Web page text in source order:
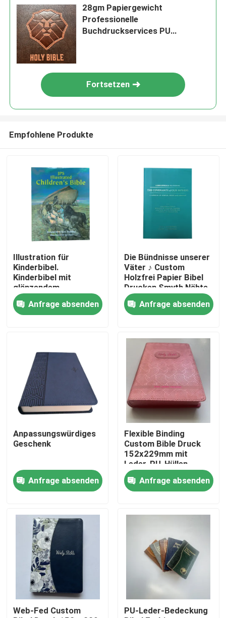
Produkte
Videos
Treten Sie mit uns in Verbindung
Nachrichten
Fordern Sie ein Zitat
Kaffeetafelbuchdruckerei
Tarotkarten drucken
28gm Papiergewicht
Professionelle
Buchdruckservices PU
Fortsetzen
Empfohlene Produkte
Illustration für
Kinderbibel.
Kinderbibel mit
glänzendem
Papiercover
Anfrage absenden
Die Bündnisse unserer
Väter ♪ Custom
Holzfrei Papier Bibel
Drucken Smyth Nähte
Softcover Web Fed
Technologie
Anfrage absenden
Anpassungswürdiges
Geschenk
Anfrage absenden
Flexible Binding
Custom Bible Druck
152x229mm mit
Leder-PU-Hüllen
Anfrage absenden
Web-Fed Custom
PU-Leder-Bedeckung